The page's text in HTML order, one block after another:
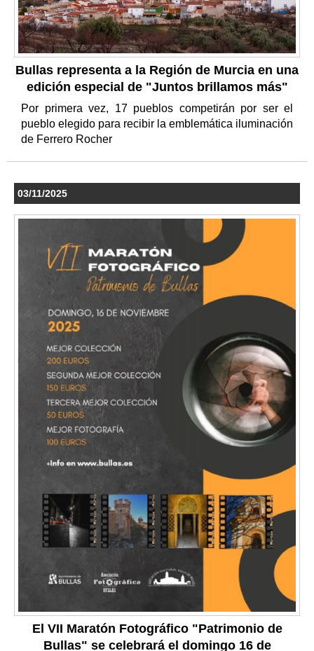
Bullas representa a la Región de Murcia en una
edición especial de "Juntos brillamos más"
Por primera vez, 17 pueblos competirán por ser el
pueblo elegido para recibir la emblemática iluminación
de Ferrero Rocher
03/11/2025
El VII Maratón Fotográfico "Patrimonio de
Bullas" se celebrará el domingo 16 de